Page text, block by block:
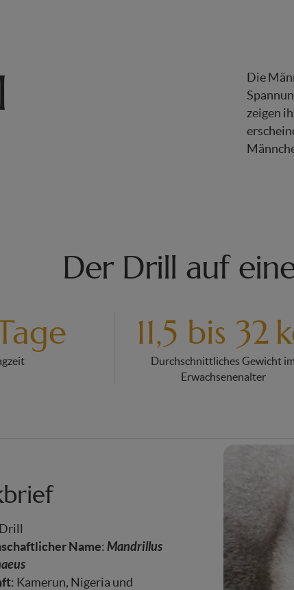
Die
zeigen
Der Drill auf
11,5 bis 32
Durchschnittliches Gewicht im
Erwachsenenalter
Name: Mandrillus
: Kamerun, Nigeria und